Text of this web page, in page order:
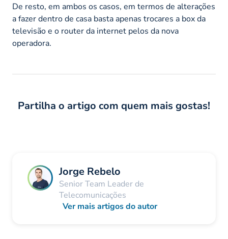
De resto, em ambos os casos, em termos de alterações
a fazer dentro de casa basta apenas trocares a box da
televisão e o router da internet pelos da nova
operadora.
Partilha o artigo com quem mais gostas!
Jorge Rebelo
Senior Team Leader de
Telecomunicações
Ver mais artigos do autor